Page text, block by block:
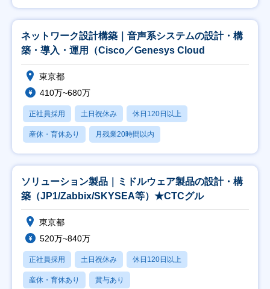
ネットワーク設計構築｜音声系システムの設計・構
築・導入・運用（Cisco／Genesys Cloud
東京都
410万~680万
正社員採用 土日祝休み 休日120日以上
産休・育休あり 月残業20時間以内
ソリューション製品｜ミドルウェア製品の設計・構
築（JP1/Zabbix/SKYSEA等）★CTCグル
東京都
520万~840万
正社員採用 土日祝休み 休日120日以上
産休・育休あり 賞与あり